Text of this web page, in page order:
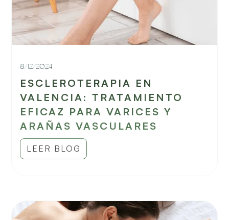
8/12/2024
ESCLEROTERAPIA EN
VALENCIA: TRATAMIENTO
EFICAZ PARA VARICES Y
ARAÑAS VASCULARES
LEER BLOG